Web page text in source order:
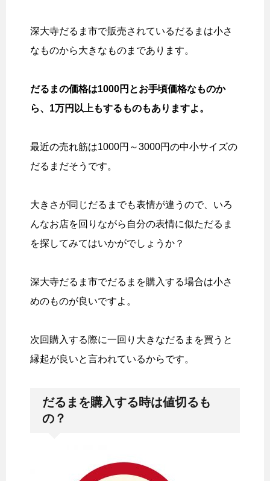
深大寺だるま市で販売されているだるまは小さ
なものから大きなものまであります。
だるまの価格は1000円とお手頃価格なものか
ら、1万円以上もするものもありますよ。
最近の売れ筋は1000円～3000円の中小サイズの
だるまだそうです。
大きさが同じだるまでも表情が違うので、いろ
んなお店を回りながら自分の表情に似ただるま
を探してみてはいかがでしょうか？
深大寺だるま市でだるまを購入する場合は小さ
めのものが良いですよ。
次回購入する際に一回り大きなだるまを買うと
縁起が良いと言われているからです。
だるまを購入する時は値切るも
の？